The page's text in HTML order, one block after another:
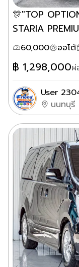
🎊"TOP
STARIA
60,000 ออโต้
฿ 1,298,000ผ่
User
นนทบุรี